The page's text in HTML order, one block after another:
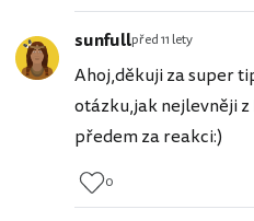
sunfullpřed 11 lety
Ahoj,děkuji za super
otázku,jak nejlevněji
předem za reakci:)
0